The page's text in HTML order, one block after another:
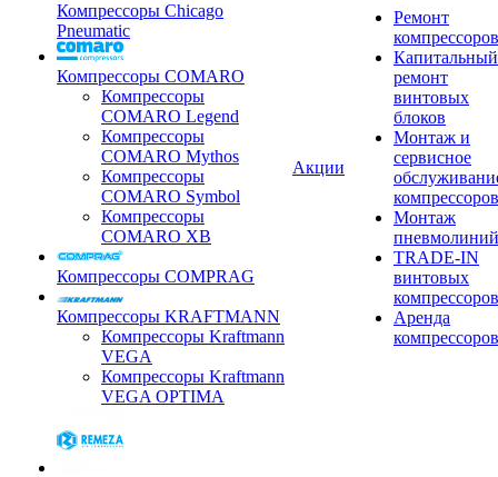
Компрессоры Chicago
Pneumatic
Компрессоры COMARO
Компрессоры
COMARO Legend
Компрессоры
COMARO Mythos
Компрессоры
COMARO Symbol
Компрессоры
COMARO XB
Компрессоры COMPRAG
Компрессоры KRAFTMANN
Компрессоры Kraftmann
VEGA
Компрессоры Kraftmann
VEGA OPTIMA
Акции
Ремонт
компрессоров
Капитальный
ремонт
винтовых
блоков
Монтаж и
сервисное
компрессоров
Монтаж
пневмолиний
TRADE-IN
винтовых
компрессоров
Аренда
компрессоров